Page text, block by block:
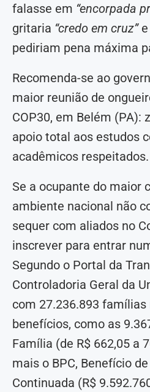
falasse em “encorpada
gritaria “credo em cruz”e
pediriam pena máxima
Recomenda-se ao
maior reunião de
COP30, em Belém (PA):
apoio total aos estudos
acadêmicos respeitados.
Se a ocupante do maior
ambiente nacional não
sequer com aliados no
inscrever para entrar
Segundo o Portal da
Controladoria Geral da
com 27.236.893 famílias
benefícios, como as
Família (de R$ 662,05 a
mais o BPC, Benefício
Continuada (R$